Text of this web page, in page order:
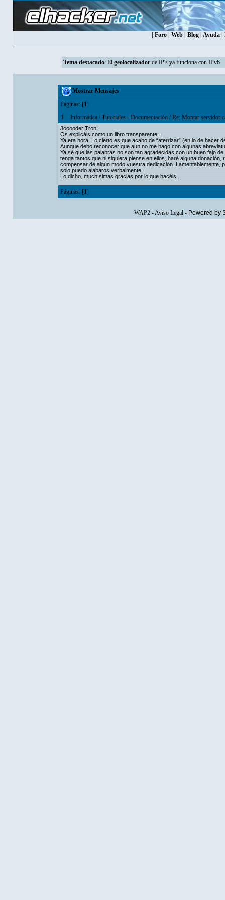
Foro| Web| Blog| Ayuda|
Tema destacado: El geolocalizadorde IP's ya funciona con IPv6
Mostrar Mensajes
Páginas: [1]
1
Informática/Tutoriales - Documentación/Re: Montar servidor
Jooooder Tron!
Os explicáis como un libro transparente…
Ya era hora. Lo cierto es que acabo de “aterrizar” (en lo de hacer
Aunque debo reconocer que aun no me hago con algunas
Ya sé que las palabras no son tan agradecidas con un buen fajo
tenga tantos que ni siquiera piense en ellos, haré alguna
compensar de algún modo vuestra dedicación.
solo puedo alabaros verbalmente.
Lo dicho, muchísimas gracias por lo que hacéis.
Páginas: [1]
WAP2-Aviso Legal- Powered by